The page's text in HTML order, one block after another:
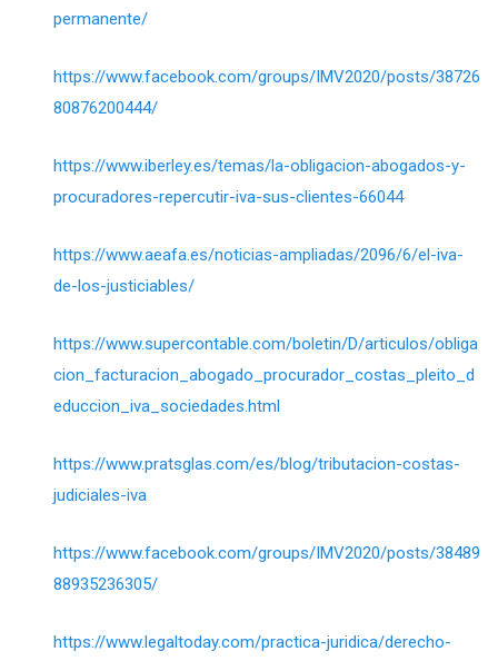
permanente/
https://www.facebook.com/groups/IMV2020/posts/38726
80876200444/
https://www.iberley.es/temas/la-obligacion-abogados-y-
procuradores-repercutir-iva-sus-clientes-66044
https://www.aeafa.es/noticias-ampliadas/2096/6/el-iva-
de-los-justiciables/
https://www.supercontable.com/boletin/D/articulos/obliga
cion_facturacion_abogado_procurador_costas_pleito_d
educcion_iva_sociedades.html
https://www.pratsglas.com/es/blog/tributacion-costas-
judiciales-iva
https://www.facebook.com/groups/IMV2020/posts/38489
88935236305/
https://www.legaltoday.com/practica-juridica/derecho-